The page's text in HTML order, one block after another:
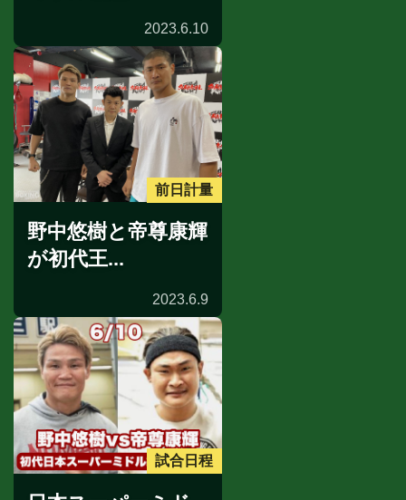
2023.6.10
前日計量
野中悠樹と帝尊康輝
が初代王...
2023.6.9
試合日程